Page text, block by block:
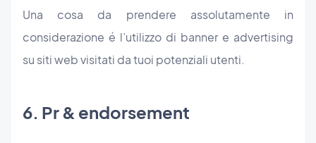
Una cosa da prendere assolutamente in
considerazione é l’utilizzo di banner e advertising
su siti web visitati da tuoi potenziali utenti.
6. Pr & endorsement